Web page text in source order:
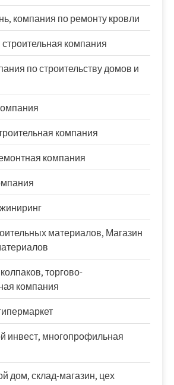
компания по ремонту кровли
строительная компания
по строительству домов и
компания
компания
материалов, Магазин
торгово-
компания
инвест, многопрофильная
дом, склад-магазин, цех